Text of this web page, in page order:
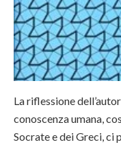
La riflessione
conoscenza umana,
Socrate e dei Greci, ci